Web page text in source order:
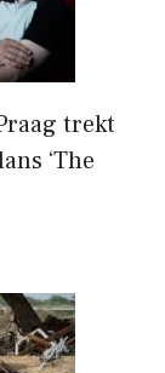
trekt
‘The